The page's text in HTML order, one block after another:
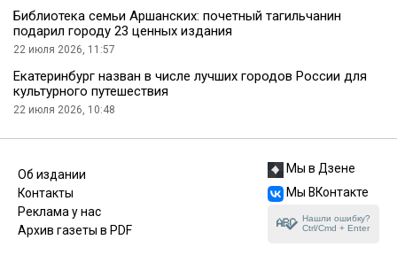
Библиотека семьи Аршанских: почетный тагильчанин
подарил городу 23 ценных издания
22 июля 2026, 11:57
Екатеринбург назван в числе лучших городов России для
культурного путешествия
22 июля 2026, 10:48
Об издании
Контакты
Реклама у нас
Архив газеты в PDF
Мы в Дзене
Мы ВКонтакте
Нашли ошибку?
Ctrl/Cmd + Enter